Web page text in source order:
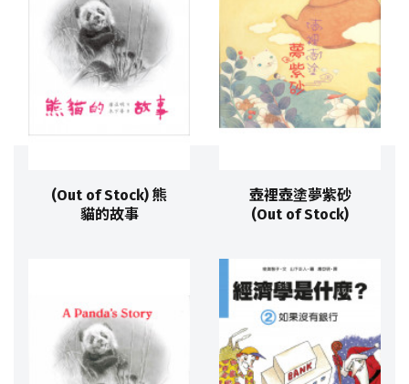
(Out of Stock) 熊
貓的故事
壺裡壺塗夢紫砂
(Out of Stock)